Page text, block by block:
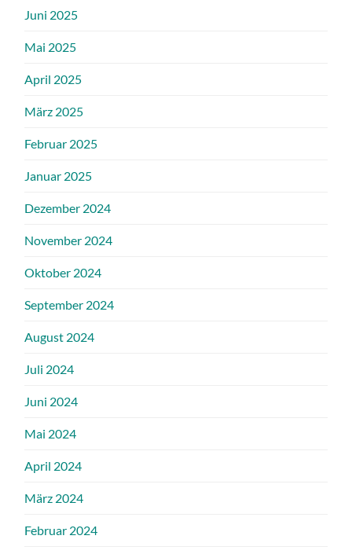
Juni 2025
Mai 2025
April 2025
März 2025
Februar 2025
Januar 2025
Dezember 2024
November 2024
Oktober 2024
September 2024
August 2024
Juli 2024
Juni 2024
Mai 2024
April 2024
März 2024
Februar 2024